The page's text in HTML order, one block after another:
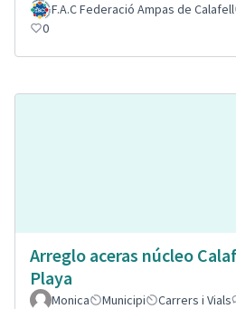
F.A.C Federació Ampas de Calafell
0
Arreglo aceras núcleo
Playa
Monica Municipi Carrers i Vials